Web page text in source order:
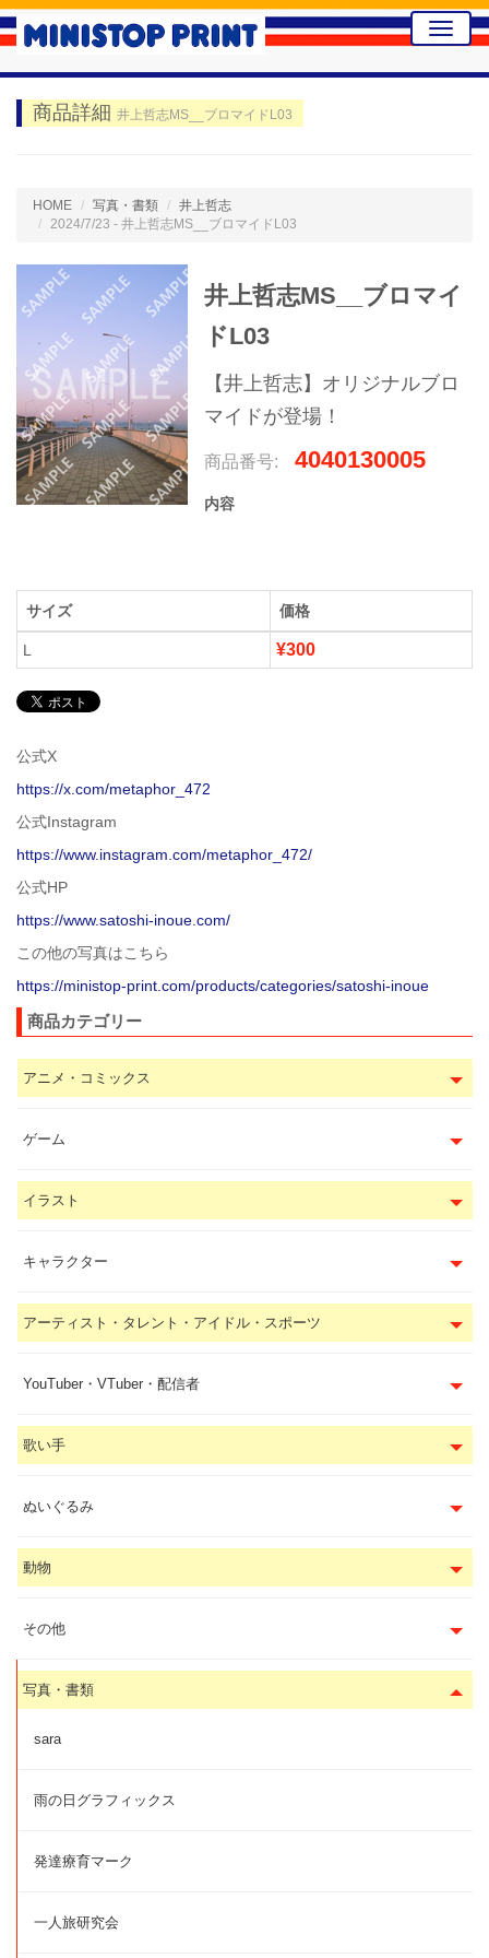
Toggle
商品詳細 井上哲志MS__ブロマイドL03
HOME 写真・書類
井上哲志
2024/7/23 - 井上哲志MS__ブロマイドL03
井上哲志MS__ブロマイ
ドL03
【井上哲志】オリジナルブロ
マイドが登場！
商品番号: 4040130005
内容
サイズ 価格
L ¥300
公式X
https://x.com/metaphor_472
公式Instagram
https://www.instagram.com/metaphor_472/
公式HP
https://www.satoshi-inoue.com/
この他の写真はこちら
https://ministop-print.com/products/categories/satoshi-inoue
商品カテゴリー
アニメ・コミックス
ゲーム
イラスト
キャラクター
アーティスト・タレント・アイドル・スポーツ
YouTuber・VTuber・配信者
歌い手
ぬいぐるみ
動物
その他
写真・書類
sara
雨の日グラフィックス
発達療育マーク
一人旅研究会